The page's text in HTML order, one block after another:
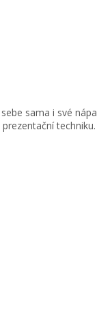
sama i své